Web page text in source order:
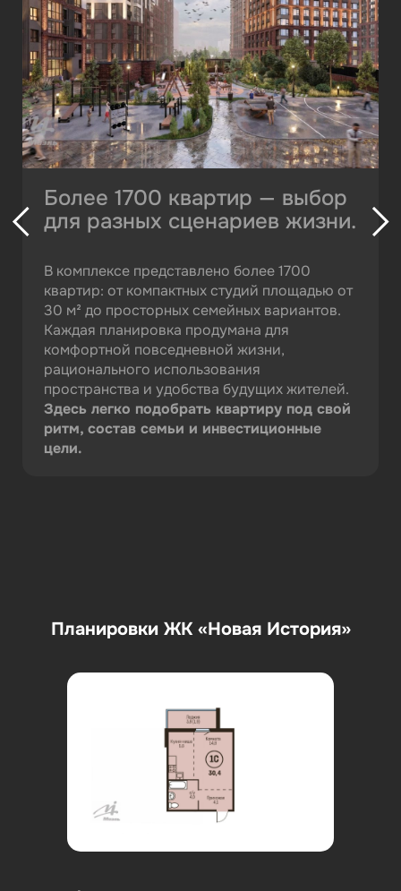
Более 1700 квартир — выбор
для разных сценариев жизни.
В комплексе представлено более 1700
квартир: от компактных студий площадью от
30 м² до просторных семейных вариантов.
Каждая планировка продумана для
комфортной повседневной жизни,
рационального использования
пространства и удобства будущих жителей.
Здесь легко подобрать квартиру под свой
ритм, состав семьи и инвестиционные
цели.
Планировки ЖК «Новая История»